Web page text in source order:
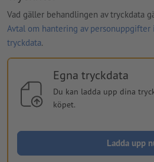
Vad gäller behandlingen av tryckdata
Avtal om hantering av personuppgifter
tryckdata.
Egna tryckdata
Du kan ladda upp dina
köpet.
Ladda upp